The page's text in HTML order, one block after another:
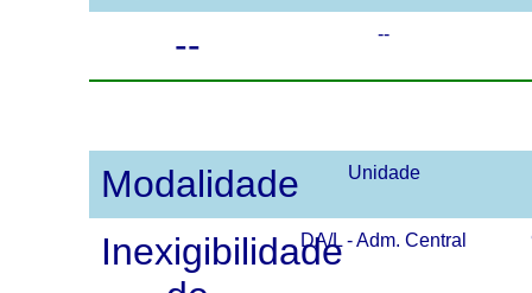
-- --
Modalidade Unidade
InexigibilidadeDA/L - Adm. Central